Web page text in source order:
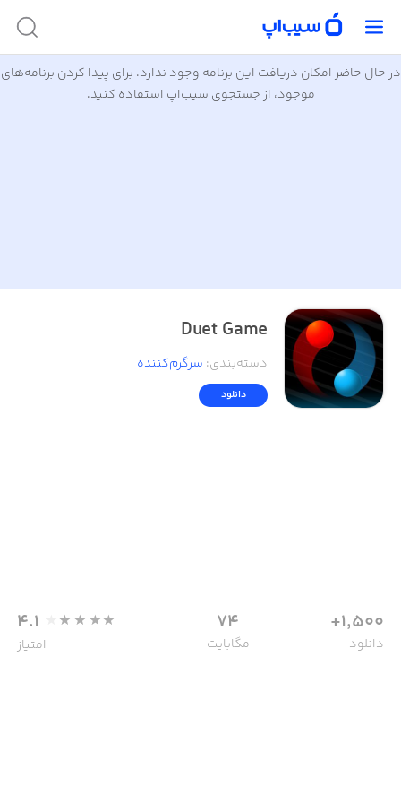
در حال حاضر امکان دریافت این برنامه وجود ندارد. برای پیدا کردن برنامه‌های
موجود، از جستجوی سیب‌اپ استفاده کنید.
Duet Game
دسته‌بندی: سرگرم‌کننده
دانلود
1,500+
دانلود
74
مگابایت
4.1
امتیاز